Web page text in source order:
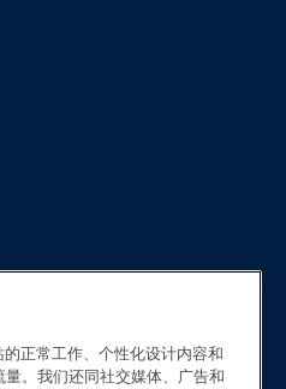
正常工作、个性化设计内容和
。我们还同社交媒体、广告和